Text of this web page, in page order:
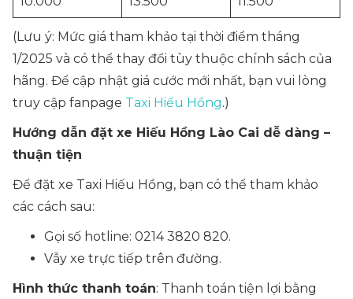
(Lưu ý: Mức giá tham khảo tại thời điểm tháng
1/2025 và có thể thay đổi tùy thuộc chính sách của
hãng. Để cập nhật giá cước mới nhất, bạn vui lòng
truy cập fanpage Taxi Hiếu Hồng.)
Hướng dẫn đặt xe Hiếu Hồng Lào Cai dễ dàng –
thuận tiện
Để đặt xe Taxi Hiếu Hồng, bạn có thể tham khảo
các cách sau:
Gọi số hotline: 0214 3820 820.
Vẫy xe trực tiếp trên đường.
Hình thức thanh toán: Thanh toán tiện lợi bằng